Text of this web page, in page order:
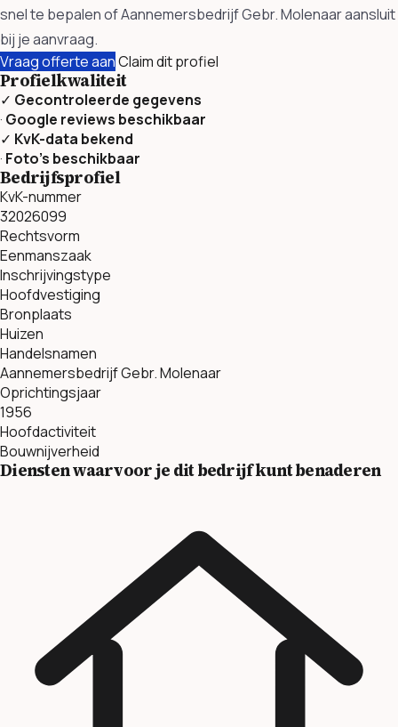
snel te bepalen of Aannemersbedrijf Gebr. Molenaar aansluit
bij je aanvraag.
Vraag offerte aanClaim dit profiel
Profielkwaliteit
✓ Gecontroleerde gegevens
· Google reviews beschikbaar
✓ KvK-data bekend
· Foto’s beschikbaar
Bedrijfsprofiel
KvK-nummer
32026099
Rechtsvorm
Eenmanszaak
Inschrijvingstype
Hoofdvestiging
Bronplaats
Huizen
Handelsnamen
Aannemersbedrijf Gebr. Molenaar
Oprichtingsjaar
1956
Hoofdactiviteit
Bouwnijverheid
Diensten waarvoor je dit bedrijf kunt benaderen